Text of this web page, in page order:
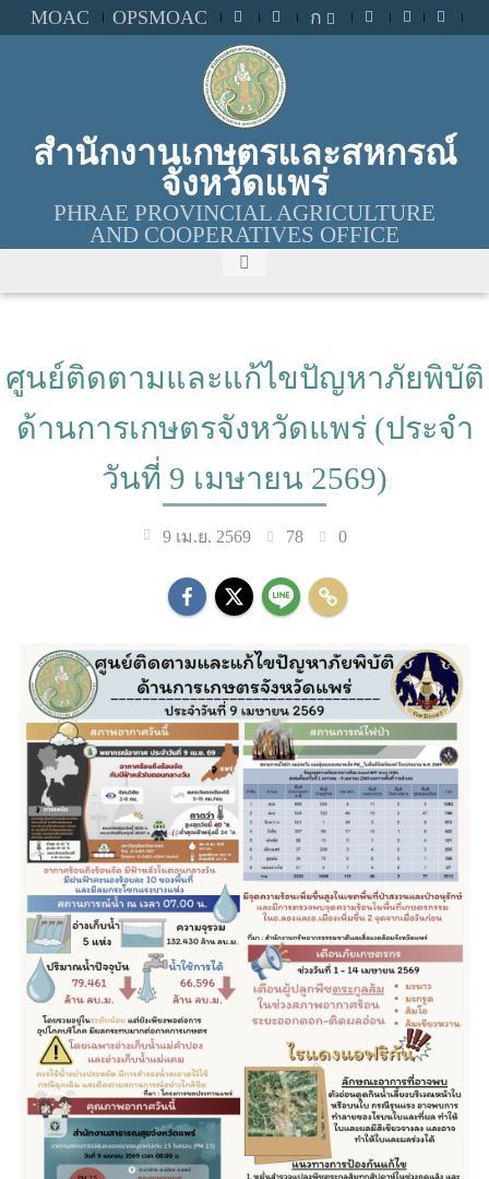
MOAC OPSMOAC ก
สำนักงานเกษตรและสหกรณ์
จังหวัดแพร่
PHRAE PROVINCIAL AGRICULTURE
AND COOPERATIVES OFFICE
ศูนย์ติดตามและแก้ไขปัญหาภัยพิบัติ
ด้านการเกษตรจังหวัดแพร่ (ประจำ
วันที่ 9 เมษายน 2569)
9 เม.ย. 2569 78 0